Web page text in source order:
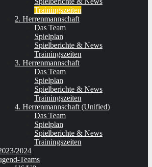
Trainingszeiten
2. Herrenmannschaft
Das Team
Spielplan
Spielberichte & News
Trainingszeiten
3. Herrenmannschaft
Das Team
Spielplan
Spielberichte & News
Trainingszeiten
4. Herrenmannschaft (Unified)
Das Team
Spielplan
Spielberichte & News
Trainingszeiten
2024
Teams